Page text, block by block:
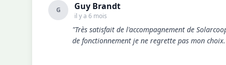
G Guy Brandt
il y a 6 mois
"Très satisfait de l'accompagnement de
de fonctionnement je ne regrette pas mon